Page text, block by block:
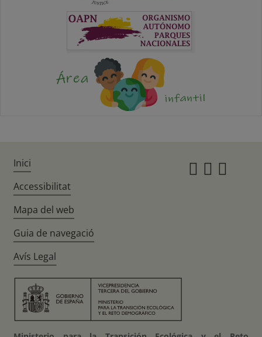
Inici
Accessibilitat
Mapa del web
Guia de navegació
Avís Legal